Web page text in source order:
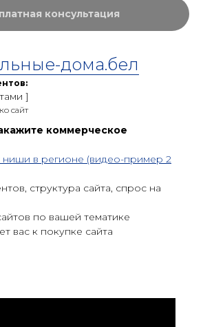
консультация
дома.бел
]
сайт
коммерческое
ниши в регионе (видео-пример 2
структура сайта, спрос на
по вашей тематике
вас к покупке сайта